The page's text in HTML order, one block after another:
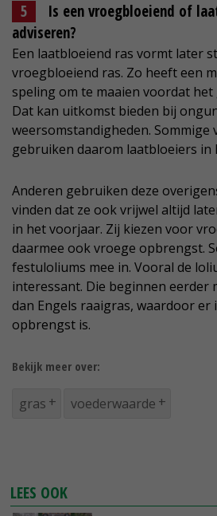
Is een vroegbloeiend of
adviseren?
Een laatbloeiend ras vormt later
vroegbloeiend ras. Zo heeft een
speling om te maaien voordat
Dat kan uitkomst bieden bij
weersomstandigheden. Sommige
gebruiken daarom laatbloeiers in
Anderen gebruiken deze
vinden dat ze ook vrijwel altijd
in het voorjaar. Zij kiezen voor
daarmee ook vroege opbrengst.
festuloliums mee in. Vooral de
interessant. Die beginnen eerder
dan Engels raaigras, waardoor
opbrengst is.
Bekijk meer over:
gras voederwaarde
LEES OOK